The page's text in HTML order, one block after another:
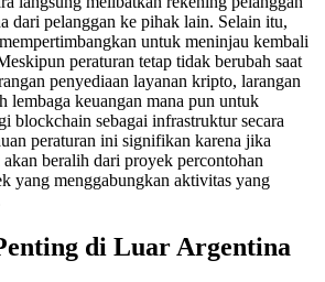
dari pelanggan ke pihak lain. Selain itu,
untuk meninjau kembali
peraturan tetap tidak berubah saat
penyediaan layanan kripto, larangan
lembaga keuangan mana pun untuk
blockchain sebagai infrastruktur secara
peraturan ini signifikan karena jika
beralih dari proyek percontohan
yang menggabungkan aktivitas yang
di Luar Argentina